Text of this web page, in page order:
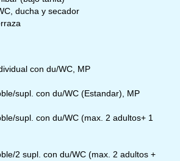
ducha y secador
con du/WC, MP
supl. con du/WC (Estandar), MP
supl. con du/WC (max. 2 adultos+ 1
2 supl. con du/WC (max. 2 adultos +